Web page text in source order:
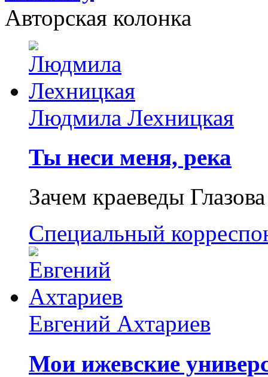
Авторская колонка
Людмила Лехницкая
Ты неси меня, река
Зачем краеведы
Специальный
Евгений Ахтариев
Мои ижевские